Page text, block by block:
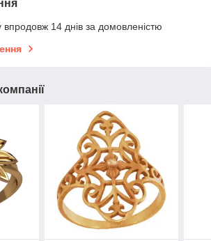
14 днів за домовленістю